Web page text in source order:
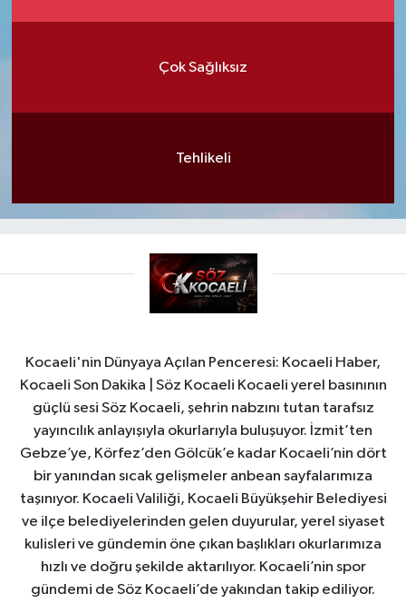
Çok Sağlıksız
Tehlikeli
Kocaeli'nin Dünyaya Açılan Penceresi: Kocaeli Haber,
Kocaeli Son Dakika | Söz Kocaeli Kocaeli yerel basınının
güçlü sesi Söz Kocaeli, şehrin nabzını tutan tarafsız
yayıncılık anlayışıyla okurlarıyla buluşuyor. İzmit’ten
Gebze’ye, Körfez’den Gölcük’e kadar Kocaeli’nin dört
bir yanından sıcak gelişmeler anbean sayfalarımıza
taşınıyor. Kocaeli Valiliği, Kocaeli Büyükşehir Belediyesi
ve ilçe belediyelerinden gelen duyurular, yerel siyaset
kulisleri ve gündemin öne çıkan başlıkları okurlarımıza
hızlı ve doğru şekilde aktarılıyor. Kocaeli’nin spor
gündemi de Söz Kocaeli’de yakından takip ediliyor.